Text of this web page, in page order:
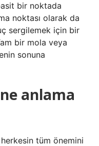
bir noktada
noktası olarak da
sergilemek için bir
bir mola veya
sonuna
anlama
tüm önemini